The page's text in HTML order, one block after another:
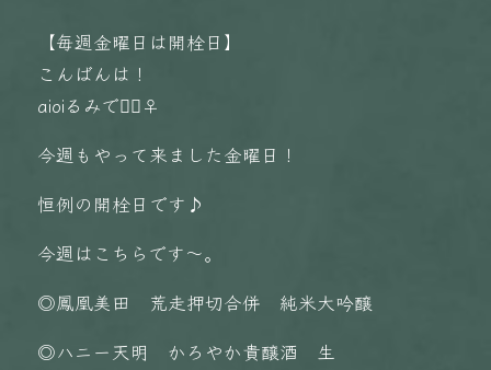
【毎週金曜日は開栓日】
こんばんは！
aioiるみです🏻‍♀️
今週もやって来ました金曜日！
恒例の開栓日です♪
今週はこちらです〜。
◎鳳凰美田 荒走押切合併 純米大吟醸
◎ハニー天明 かろやか貴醸酒 生